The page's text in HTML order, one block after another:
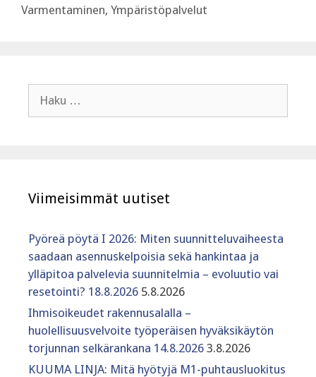
Varmentaminen, Ympäristöpalvelut
Viimeisimmät uutiset
Pyöreä pöytä I 2026: Miten suunnitteluvaiheesta
saadaan asennuskelpoisia sekä hankintaa ja
ylläpitoa palvelevia suunnitelmia – evoluutio vai
resetointi? 18.8.2026 5.8.2026
Ihmisoikeudet rakennusalalla –
huolellisuusvelvoite työperäisen hyväksikäytön
torjunnan selkärankana 14.8.2026 3.8.2026
KUUMA LINJA: Mitä hyötyjä M1-puhtausluokitus